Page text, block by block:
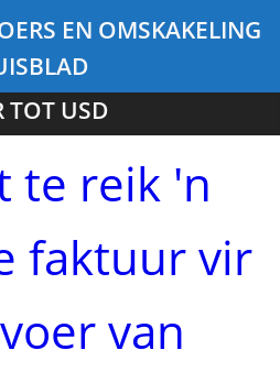
TOT USD
te reik 'n
faktuur vir
van